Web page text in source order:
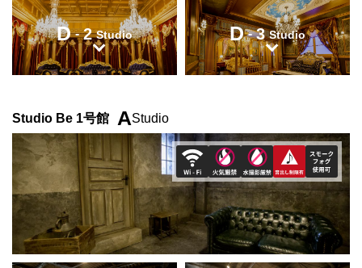
D - 2 Studio D - 3 Studio
Studio Be 1号館 AStudio